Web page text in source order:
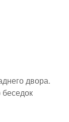
двора.